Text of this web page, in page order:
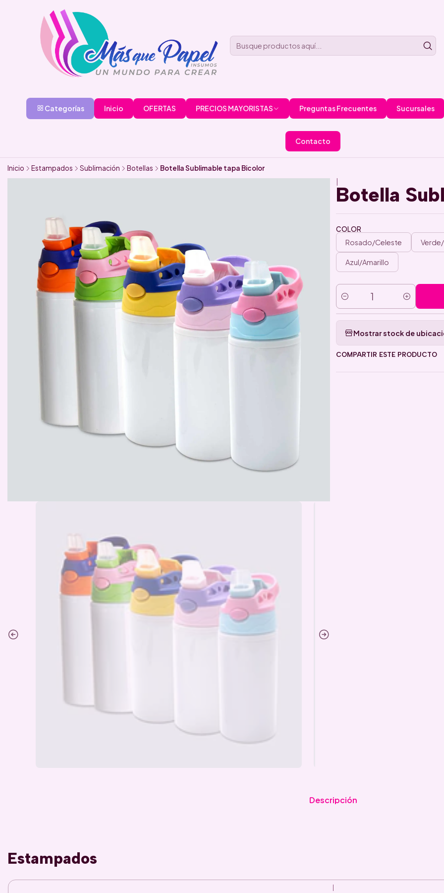
Categorías Inicio OFERTAS PRECIOS MAYORISTAS Preguntas Frecuentes Sucursales
Contacto
Inicio Estampados Sublimación Botellas
Botella Sublimable tapa Bicolor
Botella
COLOR
Rosado/Celeste
Azul/Amarillo
Cantidad
Mostrar stock de
COMPARTIR ESTE PRODUCTO
Descripción
Estampados